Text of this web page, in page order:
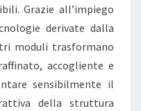
Grazie all’impiego
derivate dalla
moduli trasformano
accogliente e
sensibilmente il
della struttura